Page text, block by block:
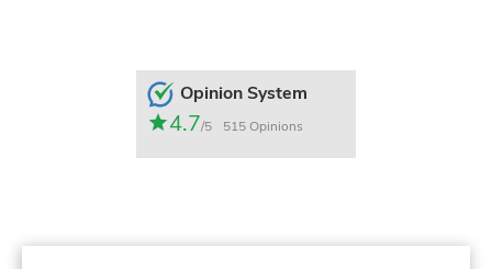
Opinion System
4.7/5 515 Opinions